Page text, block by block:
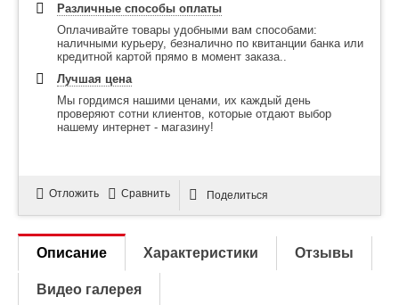
Различные способы оплаты
Оплачивайте товары удобными вам способами:
наличными курьеру, безналично по квитанции банка или
кредитной картой прямо в момент заказа..
Лучшая цена
Мы гордимся нашими ценами, их каждый день
проверяют сотни клиентов, которые отдают выбор
нашему интернет - магазину!
Отложить Сравнить Поделиться
Описание Характеристики Отзывы
Видео галерея